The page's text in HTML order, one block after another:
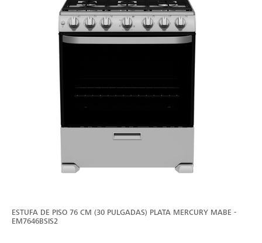
ESTUFA DE PISO 76 CM (30 PULGADAS) PLATA MERCURY MABE -
EM7646BSIS2